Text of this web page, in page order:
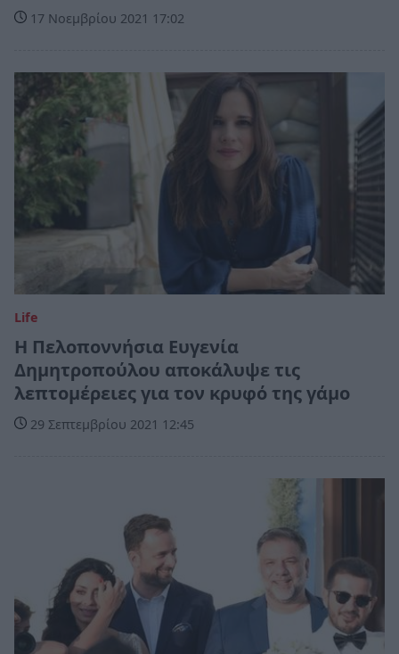
17 Νοεμβρίου 2021 17:02
Life
H Πελοποννήσια Ευγενία
Δημητροπούλου αποκάλυψε τις
λεπτομέρειες για τον κρυφό της γάμο
29 Σεπτεμβρίου 2021 12:45